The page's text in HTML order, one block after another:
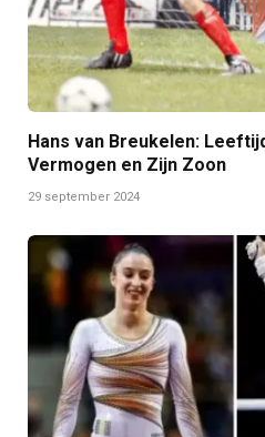
Hans van Breukelen:
Vermogen en Zijn Zoon
29 september 2024